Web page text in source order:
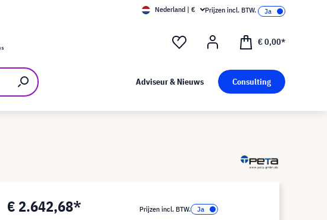
Nederland | € Prijzen incl. BTW.
€ 0,00*
Adviseur & Nieuws Consulting
€ 2.642,68* Prijzen incl. BTW.